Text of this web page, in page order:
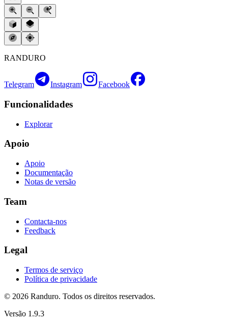
RANDURO
Telegram Instagram Facebook
Funcionalidades
Explorar
Apoio
Apoio
Documentação
Notas de versão
Team
Contacta-nos
Feedback
Legal
Termos de serviço
Política de privacidade
© 2026 Randuro. Todos os direitos reservados.
Versão 1.9.3